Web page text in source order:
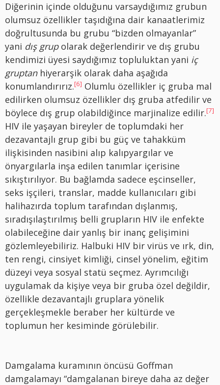
Diğerinin içinde olduğunu varsaydığımız grubun
olumsuz özellikler taşıdığına dair kanaatlerimiz
doğrultusunda bu grubu “bizden olmayanlar”
yani dış grupolarak değerlendirir ve dış grubu
kendimizi üyesi saydığımız topluluktan yani iç
gruptanhiyerarşik olarak daha aşağıda
konumlandırırız.[6] Olumlu özellikler iç gruba mal
edilirken olumsuz özellikler dış gruba atfedilir ve
böylece dış grup olabildiğince marjinalize edilir.[7]
HIV ile yaşayan bireyler de toplumdaki her
dezavantajlı grup gibi bu güç ve tahakküm
ilişkisinden nasibini alıp kalıpyargılar ve
önyargılarla inşa edilen tanımlar içerisine
sıkıştırılıyor. Bu bağlamda sadece eşcinseller,
seks işçileri, translar, madde kullanıcıları gibi
halihazırda toplum tarafından dışlanmış,
sıradışılaştırılmış belli grupların HIV ile enfekte
olabileceğine dair yanlış bir inanç gelişimini
gözlemleyebiliriz. Halbuki HIV bir virüs ve ırk, din,
ten rengi, cinsiyet kimliği, cinsel yönelim, eğitim
düzeyi veya sosyal statü seçmez. Ayrımcılığı
uygulamak da kişiye veya bir gruba özel değildir,
özellikle dezavantajlı gruplara yönelik
gerçekleşmekle beraber her kültürde ve
toplumun her kesiminde görülebilir.
Damgalama kuramının öncüsü Goffman
damgalamayı “damgalanan bireye daha az değer